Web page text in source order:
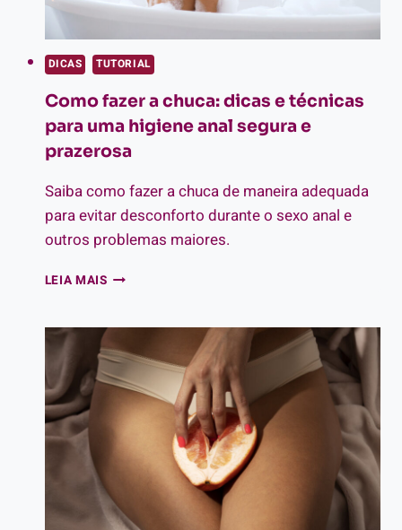
DICAS TUTORIAL
Como fazer a chuca: dicas e técnicas
para uma higiene anal segura e
prazerosa
Saiba como fazer a chuca de maneira adequada
para evitar desconforto durante o sexo anal e
outros problemas maiores.
LEIA MAISCOMO
CHUCA:
DICAS
E
TÉCNICAS
PARA
ANAL
SEGURA
E
PRAZEROSA